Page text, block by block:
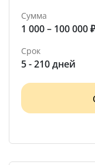
Сумма
1 000 – 100 000 ₽
Срок
5 - 210 дней